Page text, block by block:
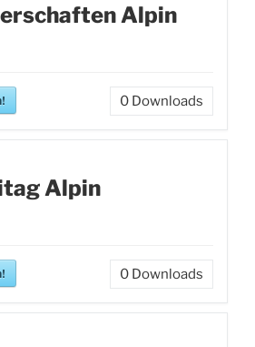
Alpin
0 Downloads
Alpin
0 Downloads